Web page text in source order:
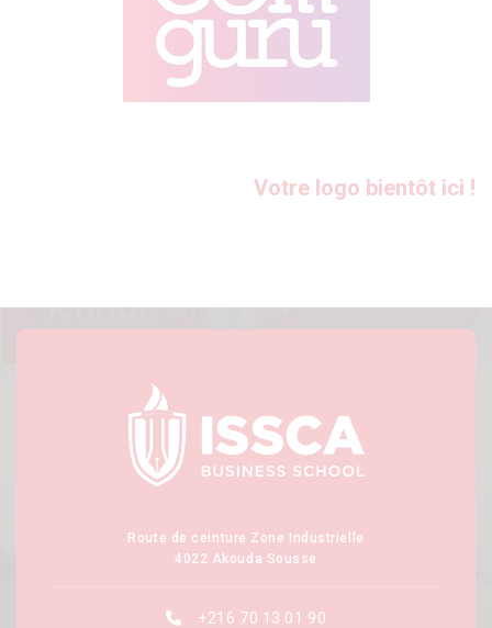
Votre logo bientôt ici !
Route de ceinture Zone Industrielle
4022 Akouda Sousse
+216 70 13 01 90